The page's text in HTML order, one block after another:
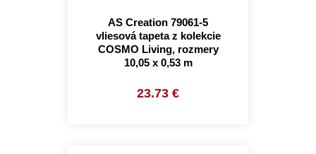
AS Creation 79061-5
vliesová tapeta z kolekcie
COSMO Living, rozmery
10,05 x 0,53 m
23.73 €